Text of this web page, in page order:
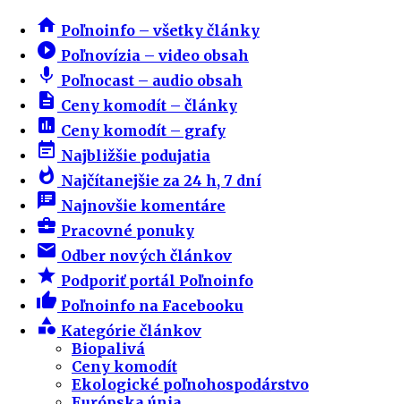
home Poľnoinfo – všetky články
play_circle_filled Poľnovízia – video obsah
mic Poľnocast – audio obsah
description Ceny komodít – články
insert_chart Ceny komodít – grafy
event_note Najbližšie podujatia
whatshot Najčítanejšie za 24 h, 7 dní
speaker_notes Najnovšie komentáre
business_center Pracovné ponuky
email Odber nových článkov
star Podporiť portál Poľnoinfo
thumb_up Poľnoinfo na Facebooku
category Kategórie článkov
Biopalivá
Ceny komodít
Ekologické poľnohospodárstvo